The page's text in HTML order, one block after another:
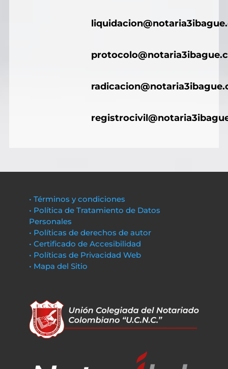
• Términos y condiciones
• Política de Tratamiento de Datos
Personales
• Políticas de derechos de autor
• Certificado de Accesibilidad
• Políticas de Privacidad Web
• Mapa del Sitio